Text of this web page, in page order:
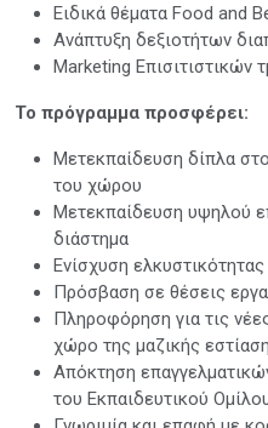
Ειδικά θέματα Food and
Ανάπτυξη δεξιοτήτων
Marketing Επισιτιστικών
Το πρόγραμμα προσφέρει:
Μετεκπαίδευση δίπλα
του χώρου
Μετεκπαίδευση υψηλού
διάστημα
Ενίσχυση
Πρόσβαση σε θέσεις
Πληροφόρηση για τις
χώρο της μαζικής
Απόκτηση
του Εκπαιδευτικού